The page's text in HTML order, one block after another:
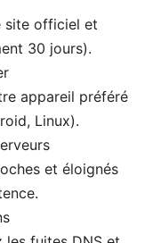
site officiel et
30 jours).
appareil préféré
Linux).
et éloignés